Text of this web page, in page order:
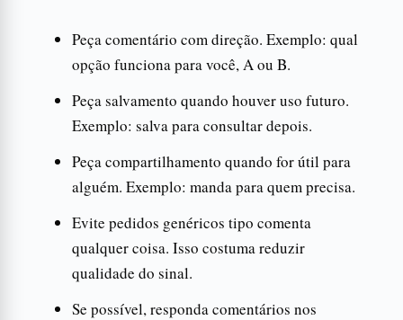
Peça comentário com direção. Exemplo: qual
opção funciona para você, A ou B.
Peça salvamento quando houver uso futuro.
Exemplo: salva para consultar depois.
Peça compartilhamento quando for útil para
alguém. Exemplo: manda para quem precisa.
Evite pedidos genéricos tipo comenta
qualquer coisa. Isso costuma reduzir
qualidade do sinal.
Se possível, responda comentários nos